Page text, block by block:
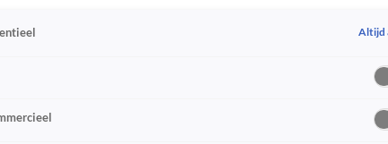
Altijd